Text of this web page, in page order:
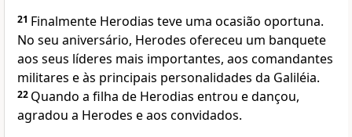
21 Finalmente Herodias teve uma ocasião oportuna.
No seu aniversário, Herodes ofereceu um banquete
aos seus líderes mais importantes, aos comandantes
militares e às principais personalidades da Galiléia.
22 Quando a filha de Herodias entrou e dançou,
agradou a Herodes e aos convidados.